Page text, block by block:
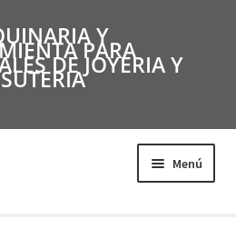
Y
PARA
DE JOYERIA Y
Menú